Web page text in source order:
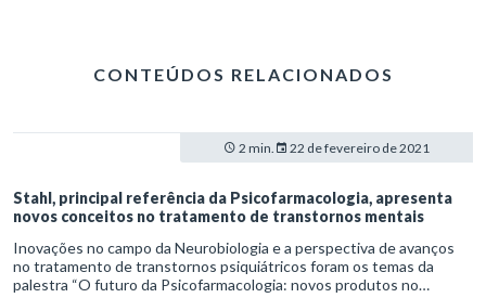
CONTEÚDOS RELACIONADOS
2 min. 22 de fevereiro de 2021
Stahl, principal referência da Psicofarmacologia, apresenta
novos conceitos no tratamento de transtornos mentais
Inovações no campo da Neurobiologia e a perspectiva de avanços
no tratamento de transtornos psiquiátricos foram os temas da
palestra “O futuro da Psicofarmacologia: novos produtos no